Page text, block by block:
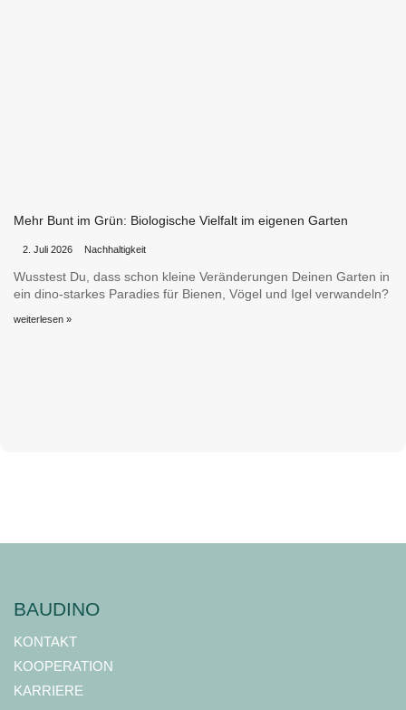
Mehr Bunt im Grün: Biologische Vielfalt im eigenen Garten
2. Juli 2026 Nachhaltigkeit
Wusstest Du, dass schon kleine Veränderungen Deinen Garten in
ein dino-starkes Paradies für Bienen, Vögel und Igel verwandeln?
weiterlesen »
BAUDINO
KONTAKT
KOOPERATION
KARRIERE